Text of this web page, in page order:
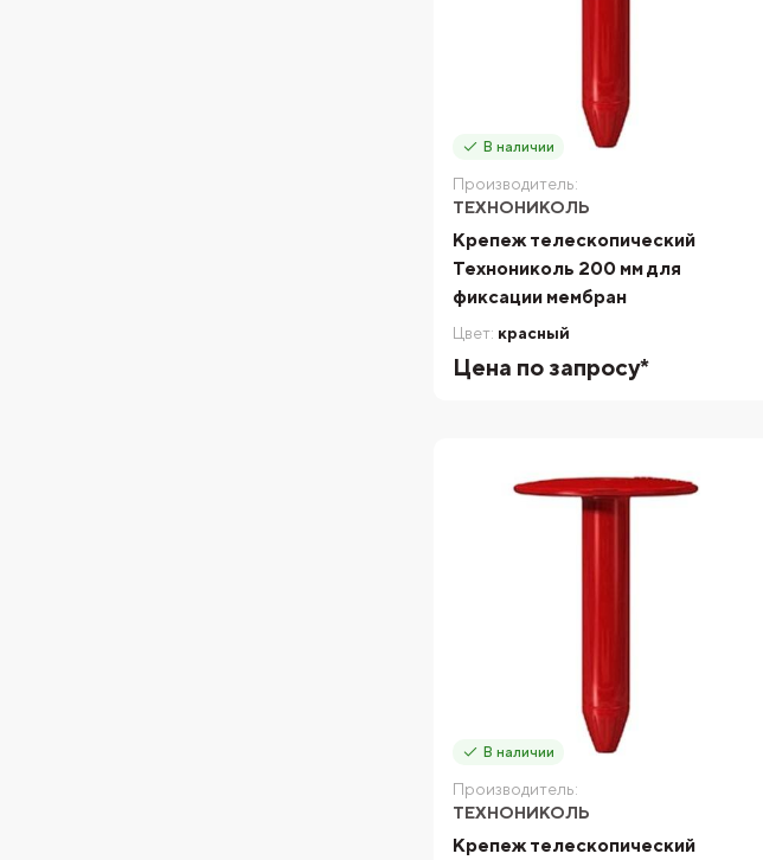
В наличии
Производитель:
ТЕХНОНИКОЛЬ
Крепеж телескопический
Технониколь 200 мм для
фиксации мембран
Цвет: красный
Цена по запросу*
В наличии
Производитель:
ТЕХНОНИКОЛЬ
Крепеж телескопический